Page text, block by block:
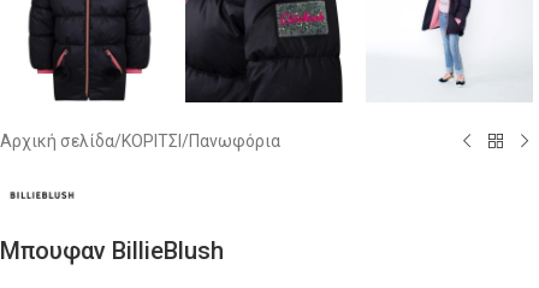
Αρχική σελίδα/ΚΟΡΙΤΣΙ /Πανωφόρια
Μπουφαν BillieBlush